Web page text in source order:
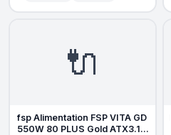
🔌
fsp Alimentation FSP VITA GD
550W 80 PLUS Gold ATX3.1